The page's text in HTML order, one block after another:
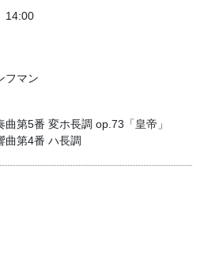
14:00
フマン
第5番 変ホ長調 op.73「皇帝」
曲第4番 ハ長調